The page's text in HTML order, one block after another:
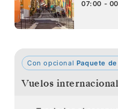
07:00 -
Con opcional Paquete
Vuelos